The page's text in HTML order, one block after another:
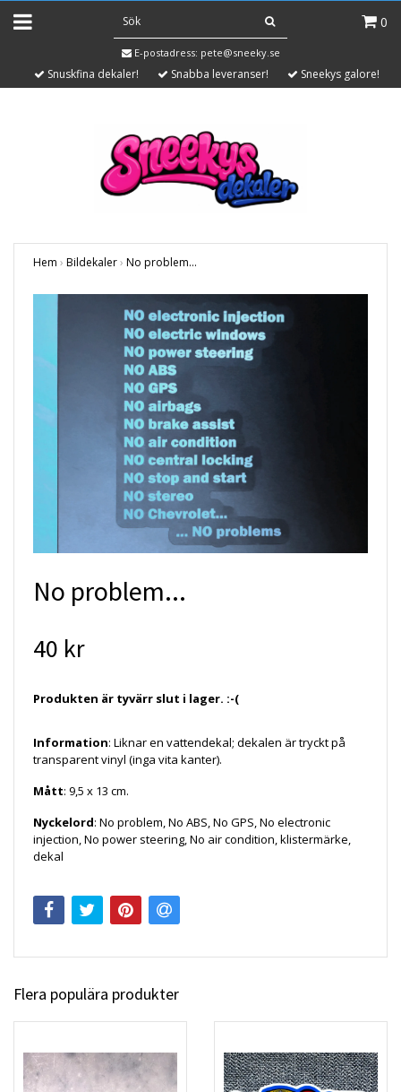
0
E-postadress: pete@sneeky.se
Snuskfina dekaler! Snabba leveranser! Sneekys galore!
Hem › Bildekaler› No problem...
No problem...
40 kr
Produkten är tyvärr slut i lager. :-(
Information: Liknar en vattendekal; dekalen är tryckt på
transparent vinyl (inga vita kanter).
Mått: 9,5 x 13 cm.
Nyckelord: No problem, No ABS, No GPS, No electronic
injection, No power steering, No air condition, klistermärke,
dekal
Flera populära produkter